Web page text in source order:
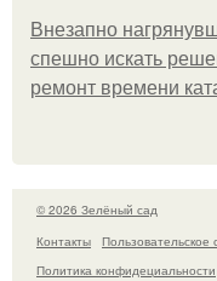
Внезапно
спешно искать
ремонт времени
© 2026 Зелёный сад
Контакты
Пользовательское
Политика конфидециальности